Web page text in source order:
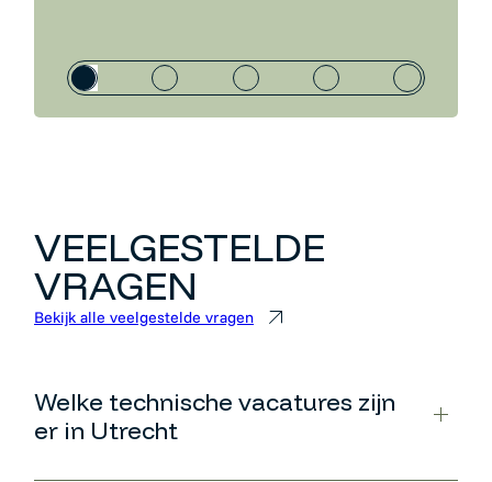
VEELGESTELDE
VRAGEN
Bekijk alle veelgestelde vragen
Welke technische vacatures zijn
er in Utrecht